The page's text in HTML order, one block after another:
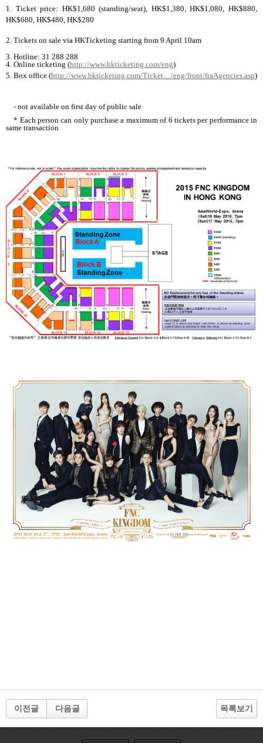
1. Ticket price: HK$1,680 (standing/seat), HK$1,380, HK$1,080, HK$880,
HK$680, HK$480, HK$280
2. Tickets on sale via HKTicketing starting from 9 April 10am
3. Hotline: 31 288 288
4. Online ticketing (http://www.hkticketing.com/eng)
5. Box office (http://www.hkticketing.com/Ticket…/eng/front/fraAgencies.asp)
- not available on first day of public sale
* Each person can only purchase a maximum of 6 tickets per performance in
same transaction
이전글 다음글 목록보기